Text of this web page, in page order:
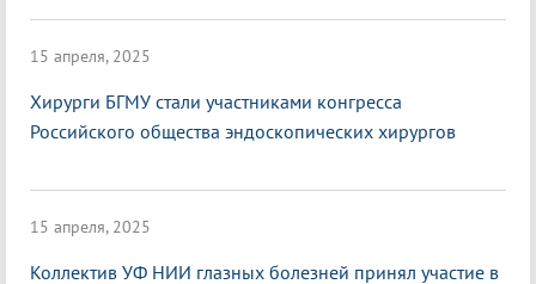
15 апреля, 2025
Хирурги БГМУ стали участниками конгресса
Российского общества эндоскопических хирургов
15 апреля, 2025
Коллектив УФ НИИ глазных болезней принял участие в